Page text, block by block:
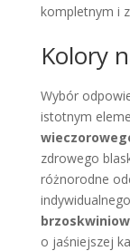
kompletnym i
Kolory
Wybór
istotnym
zdrowego
różnorodne
o jaśniejszej